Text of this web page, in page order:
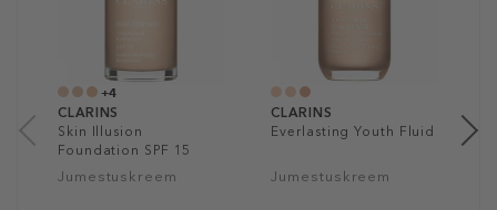
+4
CLARINS
Skin Illusion
Foundation SPF 15
Jumestuskreem
CLARINS
Everlasting Youth Fluid
Jumestuskreem